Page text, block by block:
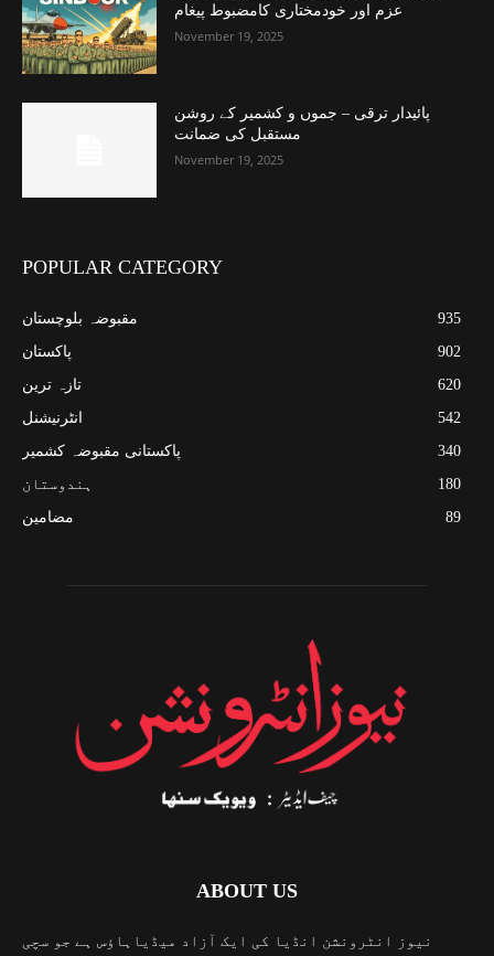
عزم اور خودمختاری کامضبوط پیغام
November 19, 2025
پائیدار ترقی – جموں و کشمیر کے روشن
مستقبل کی ضمانت
November 19, 2025
POPULAR CATEGORY
مقبوضہ بلوچستان
935
پاکستان
902
تازہ ترین
620
انٹرنیشنل
542
پاکستانی مقبوضہ کشمیر
340
ہندوستان
180
مضامین
89
ABOUT US
نیوز انٹرونشن انڈیا کی ایک آزاد میڈیاہاؤس ہے جو سچی